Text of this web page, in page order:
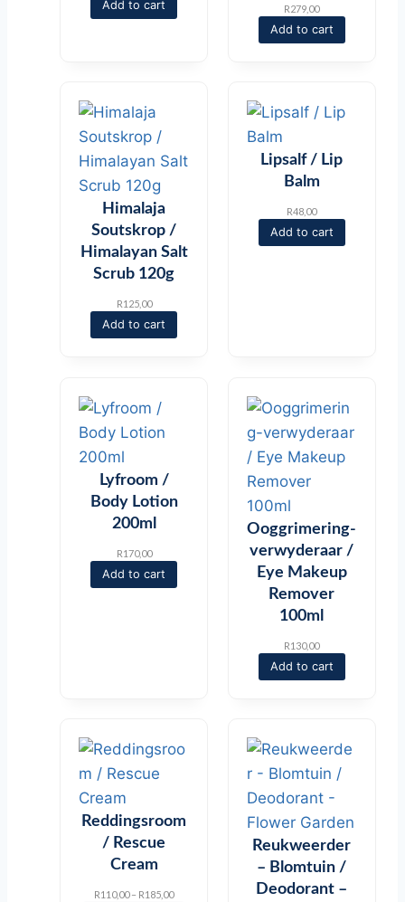
Add to cart R279,00
Add to cart
Himalaja
Soutskrop /
Himalayan Salt
Scrub 120g
R125,00
Add to cart
Lipsalf / Lip
Balm
R48,00
Add to cart
Lyfroom /
Body Lotion
200ml
R170,00
Add to cart
Ooggrimering-
verwyderaar /
Eye Makeup
Remover
100ml
R130,00
Add to cart
Reddingsroom
/ Rescue
Cream
R110,00 – R185,00P
Reukweerder
– Blomtuin /
Deodorant –